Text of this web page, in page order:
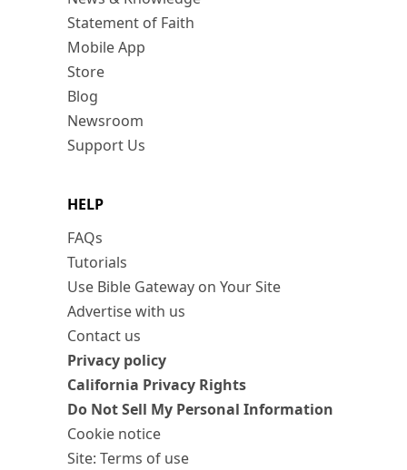
Statement of Faith
Mobile App
Store
Blog
Newsroom
Support Us
HELP
FAQs
Tutorials
Use Bible Gateway on Your Site
Advertise with us
Contact us
Privacy policy
California Privacy Rights
Do Not Sell My Personal Information
Cookie notice
Site: Terms of use